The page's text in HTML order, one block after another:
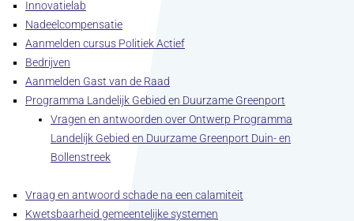
Innovatielab
Nadeelcompensatie
Aanmelden cursus Politiek Actief
Bedrijven
Aanmelden Gast van de Raad
Programma Landelijk Gebied en Duurzame Greenport
Vragen en antwoorden over Ontwerp Programma
Landelijk Gebied en Duurzame Greenport Duin- en
Bollenstreek
Vraag en antwoord schade na een calamiteit
Kwetsbaarheid gemeentelijke systemen